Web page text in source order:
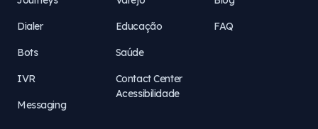
Dialer
Bots
IVR
Messaging
Educação
Saúde
Contact Center
Acessibilidade
FAQ